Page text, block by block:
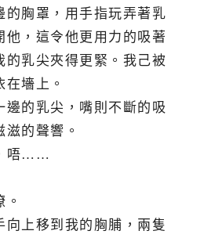
的胸罩，用手指玩弄著乳
他，這令他更用力的吸著
的乳尖夾得更緊。我己被
墻上。
邊的乳尖，嘴則不斷的吸
的聲響。
唔……
向上移到我的胸脯，兩隻